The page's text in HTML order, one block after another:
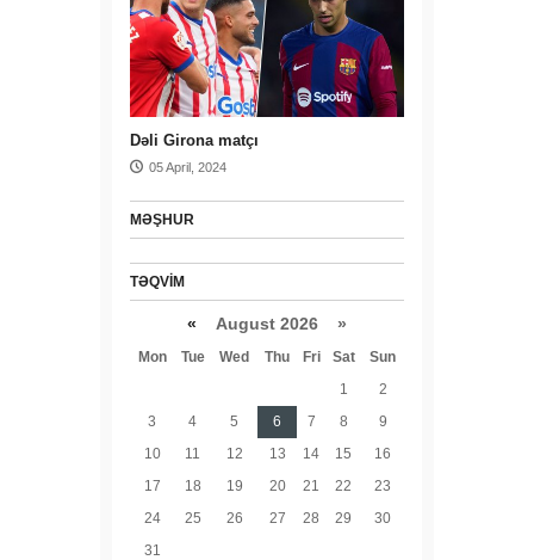
Dəli Girona matçı
05 April, 2024
MƏŞHUR
TƏQVIM
« August 2026 »
Mon Tue Wed Thu Fri Sat
Sun
1
2
3
4 5 6 7 8
9
10
11 12 13 14 15
16
17
18 19 20 21 22
23
24
25 26 27 28 29
30
31